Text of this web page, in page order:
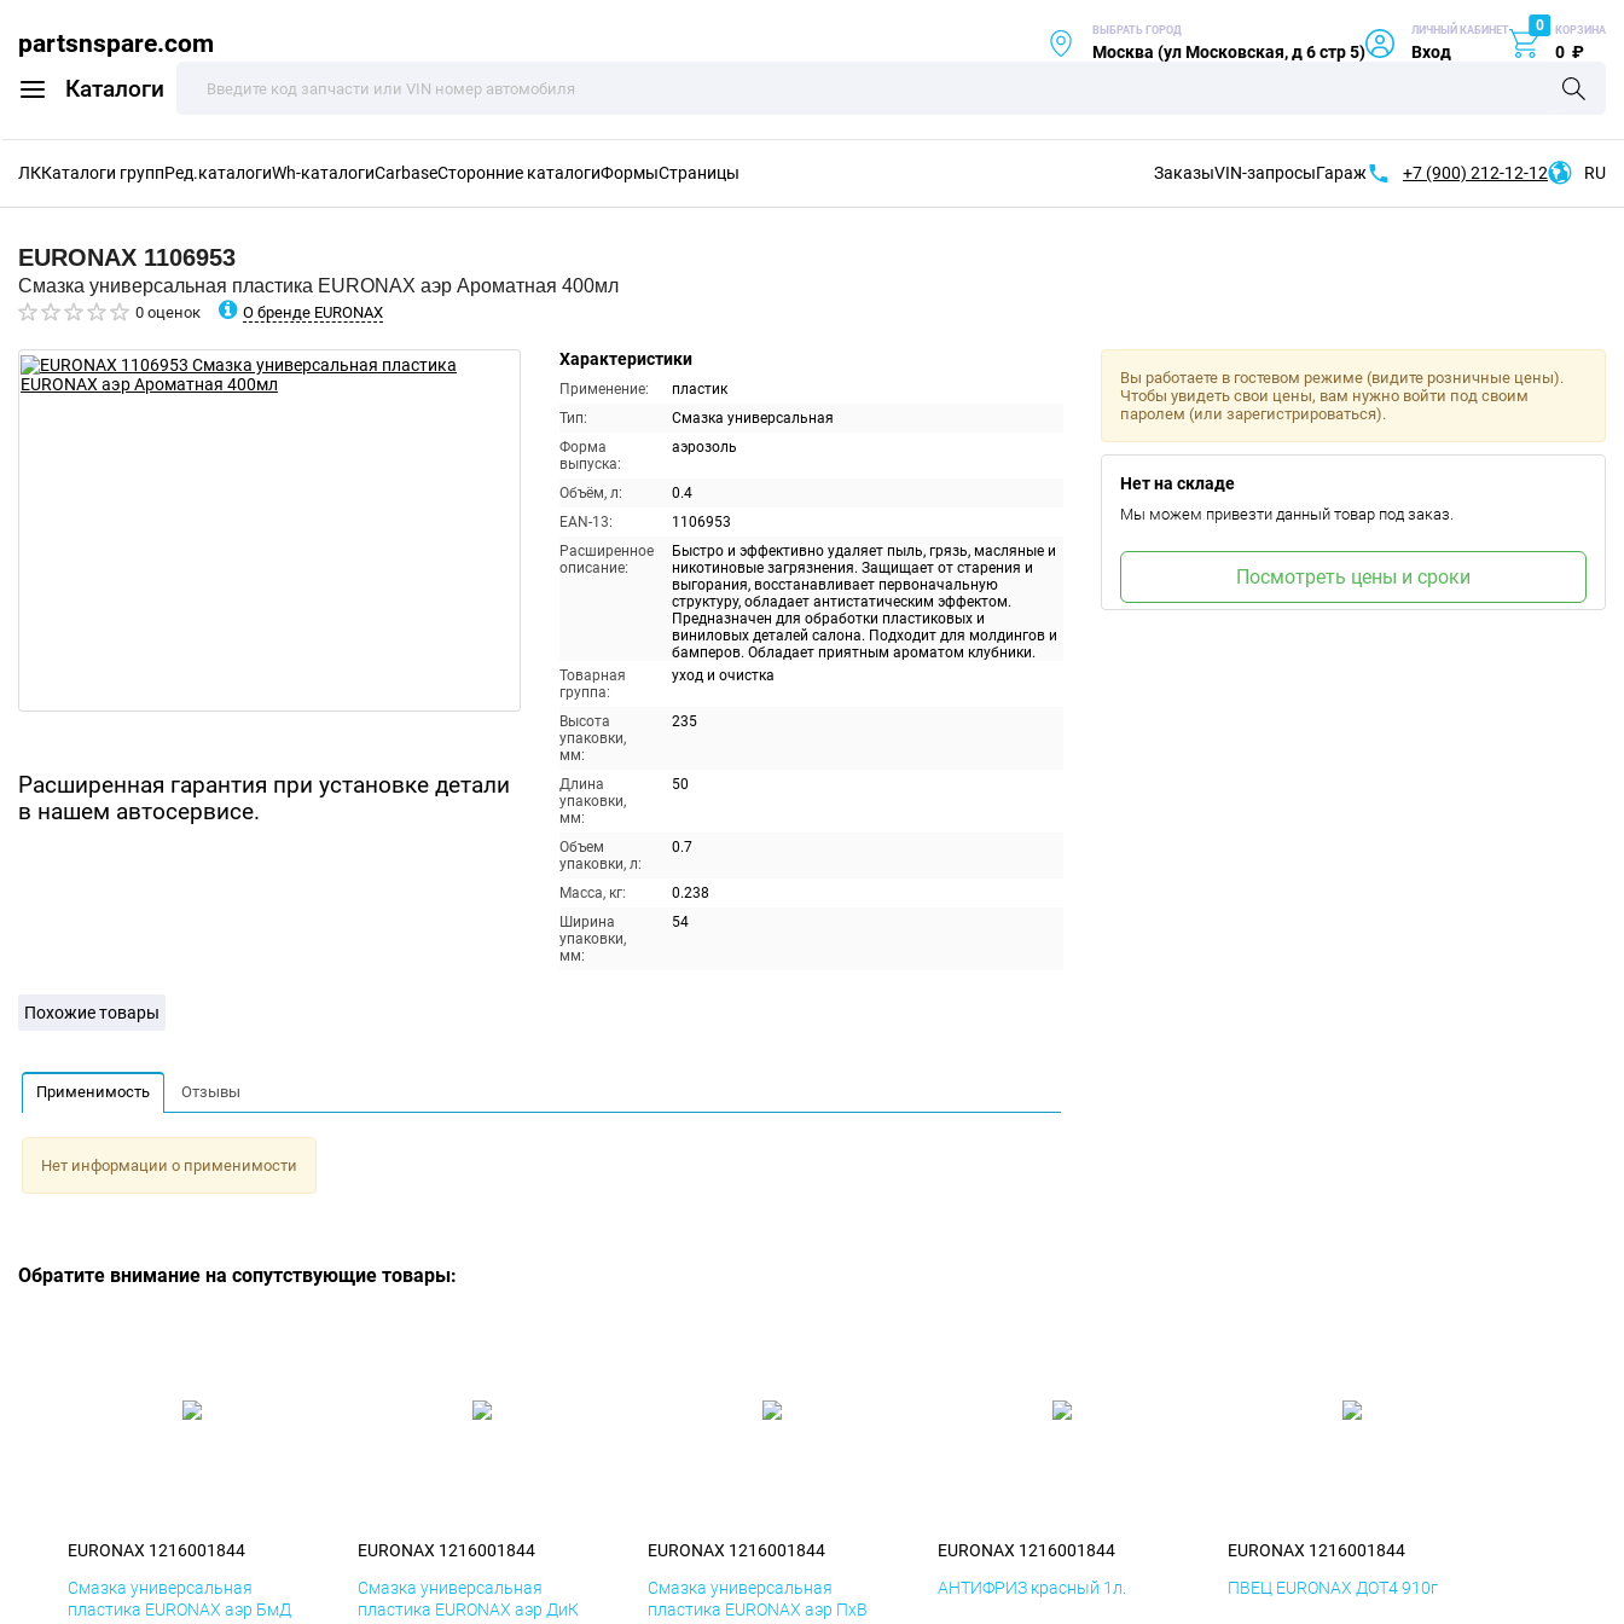
partsnspare.com
Каталоги
ВЫБРАТЬ ГОРОД
Москва (ул Московская, д 6 стр 5)
ЛИЧНЫЙ КАБИНЕТ
Вход
0 КОРЗИНА
0 ₽
ЛККаталоги группРед.каталогиWh-каталогиCarbaseСторонние каталогиФормыСтраницы ЗаказыVIN-запросыГараж +7 (900) 212-12-12 RU
EURONAX 1106953
Смазка универсальная пластика EURONAX аэр Ароматная 400мл
0 оценок О бренде EURONAX
Расширенная гарантия при установке детали
в нашем автосервисе.
Характеристики
Применение:
пластик
Тип:
Смазка универсальная
Форма
выпуска:
аэрозоль
Объём, л:
0.4
EAN-13:
1106953
Расширенное
описание:
Быстро и эффективно удаляет пыль, грязь, масляные и
никотиновые загрязнения. Защищает от старения и
выгорания, восстанавливает первоначальную
структуру, обладает антистатическим эффектом.
Предназначен для обработки пластиковых и
виниловых деталей салона. Подходит для молдингов и
бамперов. Обладает приятным ароматом клубники.
Товарная
группа:
уход и очистка
Высота
упаковки,
мм:
235
Длина
упаковки,
мм:
50
Объем
упаковки, л:
0.7
Масса, кг:
0.238
Ширина
упаковки,
мм:
54
Вы работаете в гостевом режиме (видите розничные цены).
Чтобы увидеть свои цены, вам нужно войти под своим
паролем (или зарегистрироваться).
Нет на складе
Мы можем привезти данный товар под заказ.
Посмотреть цены и сроки
Похожие товары
Применимость Отзывы
Нет информации о применимости
Обратите внимание на сопутствующие товары:
EURONAX 1216001844
Смазка универсальная
пластика EURONAX аэр БмД
EURONAX 1216001844
Смазка универсальная
пластика EURONAX аэр ДиК
EURONAX 1216001844
Смазка универсальная
пластика EURONAX аэр ПхВ
EURONAX 1216001844
АНТИФРИЗ красный 1л.
EURONAX 1216001844
ПВЕЦ EURONAX ДОТ4 910г